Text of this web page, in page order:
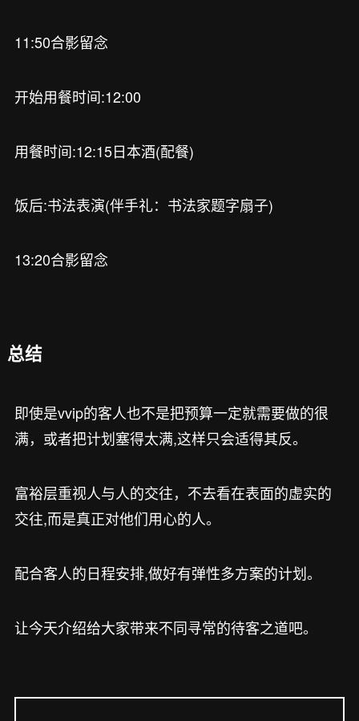
11:50合影留念
开始用餐时间:12:00
用餐时间:12:15日本酒(配餐)
饭后:书法表演(伴手礼：书法家题字扇子)
13:20合影留念
总结
即使是vvip的客人也不是把预算一定就需要做的很
满，或者把计划塞得太满,这样只会适得其反。
富裕层重视人与人的交往，不去看在表面的虚实的
交往,而是真正对他们用心的人。
配合客人的日程安排,做好有弹性多方案的计划。
让今天介绍给大家带来不同寻常的待客之道吧。